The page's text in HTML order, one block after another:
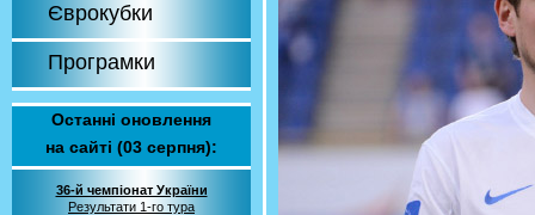
Єврокубки
Програмки
Останні оновлення
на сайті (03 серпня):
36-й чемпіонат України
Результати 1-го тура